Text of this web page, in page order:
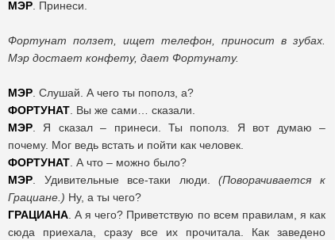
МЭР . Принеси.
Фортунат ползет, ищет телефон, приносит в зубах.
Мэр достает конфету, дает Фортунату.
МЭР . Слушай. А чего ты пополз, а?
ФОРТУНАТ . Вы же сами… сказали.
МЭР . Я сказал – принеси. Ты пополз. Я вот думаю –
почему. Мог ведь встать и пойти как человек.
ФОРТУНАТ . А что – можно было?
МЭР . Удивительные все-таки люди.(Поворачивается к
Грациане.) Ну, а ты чего?
ГРАЦИАНА . А я чего? Приветствую по всем правилам, я как
сюда приехала, сразу все их прочитала. Как заведено